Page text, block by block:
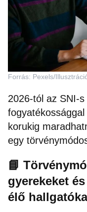
Forrás: Pexels/
2026-tól az SNI-
korukig
egy
📘
gyerekeket
élő